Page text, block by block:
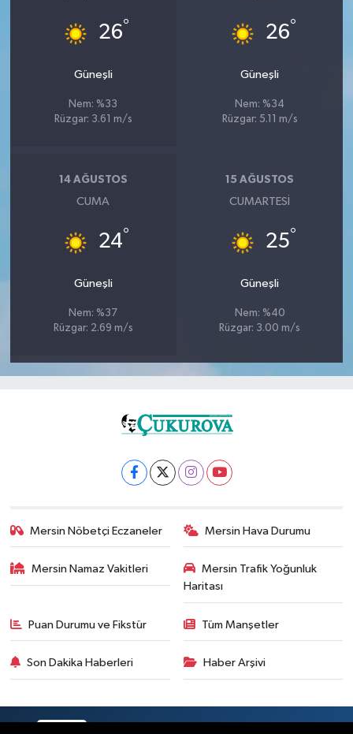
26°
Güneşli
Nem: %33
Rüzgar: 3.61 m/s
26°
Güneşli
Nem: %34
Rüzgar: 5.11 m/s
14 AĞUSTOS
CUMA
24°
Güneşli
Nem: %37
Rüzgar: 2.69 m/s
15 AĞUSTOS
CUMARTESI
25°
Güneşli
Nem: %40
Rüzgar: 3.00 m/s
Mersin Nöbetçi Eczaneler Mersin Hava Durumu
Mersin Namaz Vakitleri
Mersin Trafik Yoğunluk
Haritası
Puan Durumu ve Fikstür Tüm Manşetler
Son Dakika Haberleri Haber Arşivi